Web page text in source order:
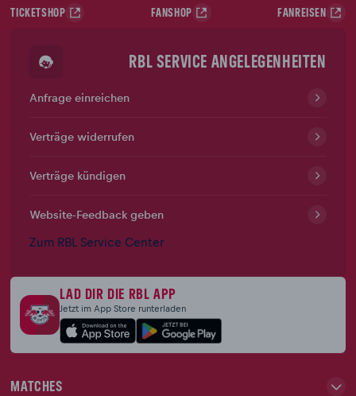
TICKETSHOP FANSHOP FANREISEN
RBL SERVICE ANGELEGENHEITEN
Anfrage einreichen
Verträge widerrufen
Verträge kündigen
Website-Feedback geben
Zum RBL Service Center
LAD DIR DIE RBL APP
Jetzt im App Store runterladen
MATCHES